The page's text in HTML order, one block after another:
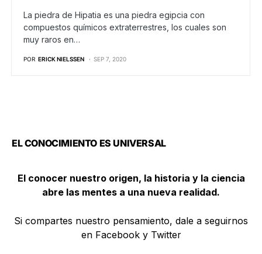
La piedra de Hipatia es una piedra egipcia con
compuestos químicos extraterrestres, los cuales son
muy raros en…
POR ERICK NIELSSEN SEP 7, 2020
EL CONOCIMIENTO ES UNIVERSAL
El conocer nuestro origen, la historia y la ciencia
abre las mentes a una nueva realidad.
Si compartes nuestro pensamiento, dale a seguirnos
en Facebook y Twitter